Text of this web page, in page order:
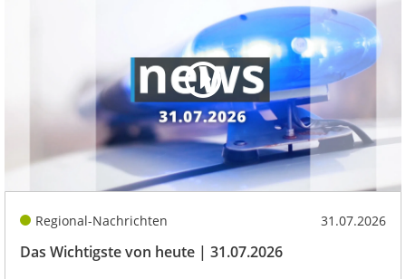
Regional-Nachrichten 31.07.2026
Das Wichtigste von heute | 31.07.2026